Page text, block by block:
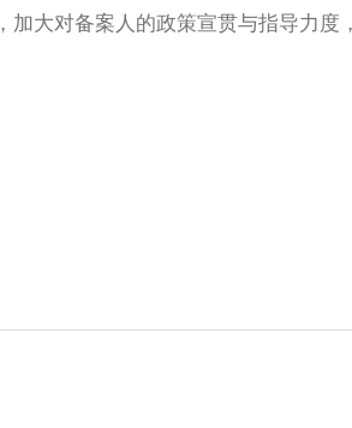
加大对备案人的政策宣贯与指导力度